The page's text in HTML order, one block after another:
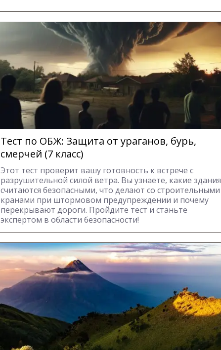
Тест по ОБЖ: Защита от ураганов, бурь,
смерчей (7 класс)
Этот тест проверит вашу готовность к встрече с
разрушительной силой ветра. Вы узнаете, какие здания
считаются безопасными, что делают со строительными
кранами при штормовом предупреждении и почему
перекрывают дороги. Пройдите тест и станьте
экспертом в области безопасности!